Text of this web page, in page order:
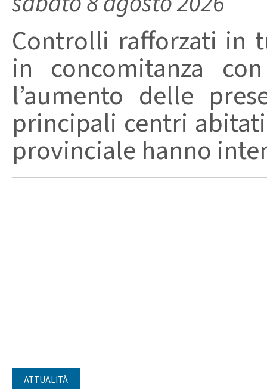
Controlli rafforzati in
in concomitanza
l’aumento delle
principali centri
provinciale hanno
ATTUALITÀ